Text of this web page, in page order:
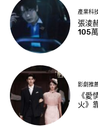
產業科
張淩
105
影劇推
《
火》